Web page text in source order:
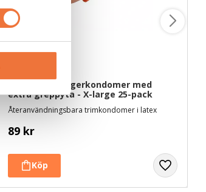
Show Tech Fingerkondomer med
extra greppyta - X-large 25-pack
Återanvändningsbara trimkondomer i latex
89 kr